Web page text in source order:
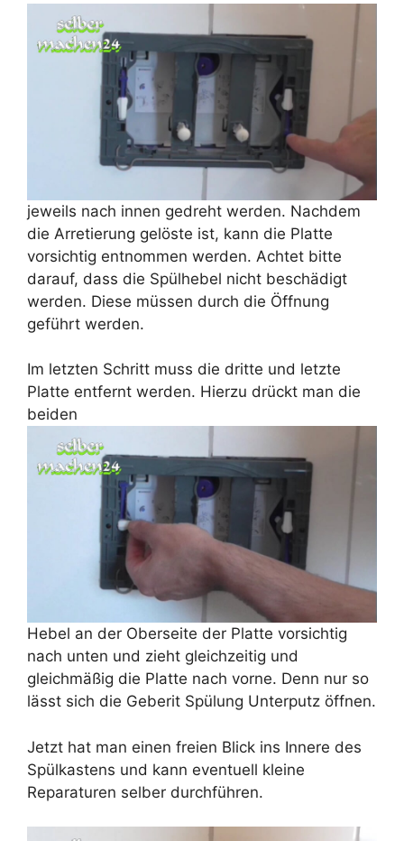
jeweils nach innen gedreht werden. Nachdem
die Arretierung gelöste ist, kann die Platte
vorsichtig entnommen werden. Achtet bitte
darauf, dass die Spülhebel nicht beschädigt
werden. Diese müssen durch die Öffnung
geführt werden.
Im letzten Schritt muss die dritte und letzte
Platte entfernt werden. Hierzu drückt man die
beiden
Hebel an der Oberseite der Platte vorsichtig
nach unten und zieht gleichzeitig und
gleichmäßig die Platte nach vorne. Denn nur so
lässt sich die Geberit Spülung Unterputz öffnen.
Jetzt hat man einen freien Blick ins Innere des
Spülkastens und kann eventuell kleine
Reparaturen selber durchführen.